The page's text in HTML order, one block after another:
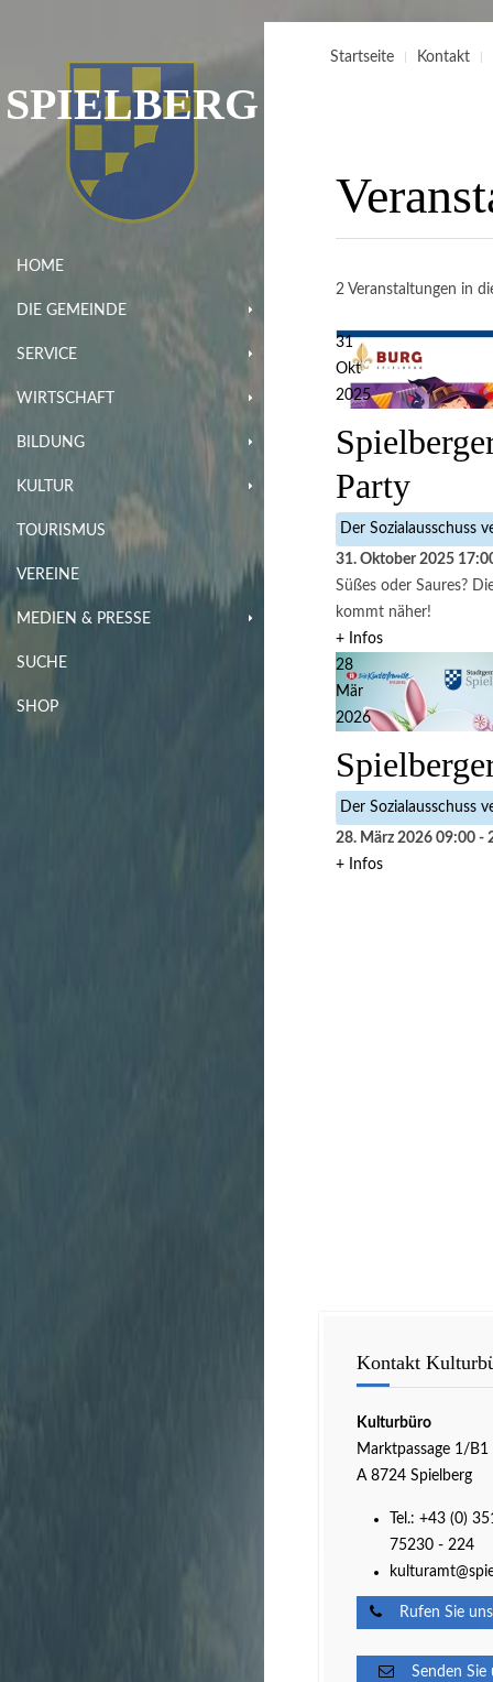
SPIELBERG
HOME
DIE GEMEINDE
SERVICE
WIRTSCHAFT
BILDUNG
KULTUR
TOURISMUS
VEREINE
MEDIEN & PRESSE
SUCHE
SHOP
Startseite Kontakt
2 Veranstaltungen in
31
Okt
2025
Party
Der Sozialausschuss
31. Oktober 2025
Süßes oder Saures?
kommt näher!
+ Infos
28
Mär
2026
Der Sozialausschuss
28. März 2026 09:00 -
+ Infos
Kontakt
Kulturbüro
Marktpassage 1/B1
A 8724 Spielberg
Tel.: +43 (0)
75230 - 224
Rufen Sie
Senden Sie